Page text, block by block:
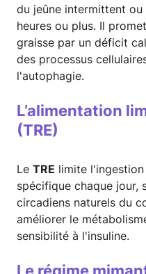
du jeûne intermittent
heures ou plus. Il
graisse par un déficit
des processus
l'autophagie.
L’alimentation
(TRE)
Le TRE limite
spécifique chaque jour,
circadiens naturels du
améliorer le
sensibilité à l'insuline.